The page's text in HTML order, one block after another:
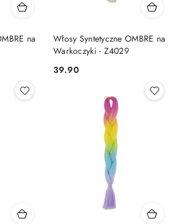
na
Włosy Syntetyczne OMBRE na
Warkoczyki - Z4029
Cena:
39.90